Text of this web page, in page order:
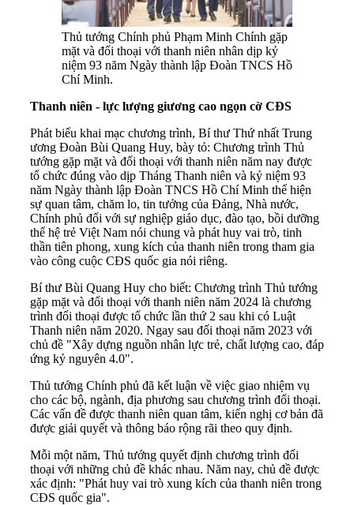
Thủ tướng Chính phủ Phạm Minh Chính gặp
mặt và đối thoại với thanh niên nhân dịp kỷ
niệm 93 năm Ngày thành lập Đoàn TNCS Hồ
Chí Minh.
Thanh niên - lực lượng giương cao ngọn cờ CĐS
Phát biểu khai mạc chương trình, Bí thư Thứ nhất Trung
ương Đoàn Bùi Quang Huy, bày tỏ: Chương trình Thủ
tướng gặp mặt và đối thoại với thanh niên năm nay được
tổ chức đúng vào dịp Tháng Thanh niên và kỷ niệm 93
năm Ngày thành lập Đoàn TNCS Hồ Chí Minh thể hiện
sự quan tâm, chăm lo, tin tưởng của Đảng, Nhà nước,
Chính phủ đối với sự nghiệp giáo dục, đào tạo, bồi dưỡng
thế hệ trẻ Việt Nam nói chung và phát huy vai trò, tinh
thần tiên phong, xung kích của thanh niên trong tham gia
vào công cuộc CĐS quốc gia nói riêng.
Bí thư Bùi Quang Huy cho biết: Chương trình Thủ tướng
gặp mặt và đối thoại với thanh niên năm 2024 là chương
trình đối thoại được tổ chức lần thứ 2 sau khi có Luật
Thanh niên năm 2020. Ngay sau đối thoại năm 2023 với
chủ đề "Xây dựng nguồn nhân lực trẻ, chất lượng cao, đáp
ứng kỷ nguyên 4.0".
Thủ tướng Chính phủ đã kết luận về việc giao nhiệm vụ
cho các bộ, ngành, địa phương sau chương trình đối thoại.
Các vấn đề được thanh niên quan tâm, kiến nghị cơ bản đã
được giải quyết và thông báo rộng rãi theo quy định.
Mỗi một năm, Thủ tướng quyết định chương trình đối
thoại với những chủ đề khác nhau. Năm nay, chủ đề được
xác định: "Phát huy vai trò xung kích của thanh niên trong
CĐS quốc gia".